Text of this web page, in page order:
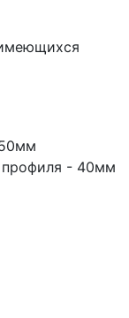
профиля - 40мм